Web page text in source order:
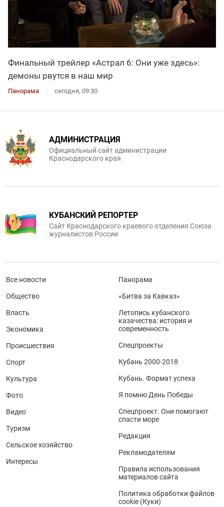
Финальный трейлер «Астрал 6: Они уже здесь»:
демоны рвутся в наш мир
Панорама сегодня, 09:30
АДМИНИСТРАЦИЯ
Официальный сайт администрации
Краснодарского края
КУБАНСКИЙ РЕПОРТЕР
Сайт Краснодарского краевого отделения Союза
журналистов России
Все новости
Общество
Власть
Экономика
Происшествия
Спорт
Культура
Фото
Видео
Туризм
Сельское хозяйство
Интересы
Панорама
«Битва за Кавказ»
Летопись кубанского
казачества: история и
современность
Спецпроекты
Кубань 2000-2018
Кубань. Формат успеха
Я помню День Победы
Спецпроект. Они помогают
спасти море
Редакция
Рекламодателям
Правила использования
материалов сайта
Политика обработки файлов
cookie (Куки)